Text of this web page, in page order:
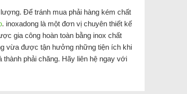
Để tránh mua phải hàng kém chất
. inoxadong là một đơn vị chuyên thiết kế
gia công hoàn toàn bằng inox chất
vừa được tận hưởng những tiện ích khi
phải chăng. Hãy liên hệ ngay với